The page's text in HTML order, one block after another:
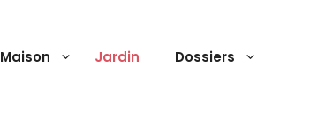
Maison Jardin Dossiers